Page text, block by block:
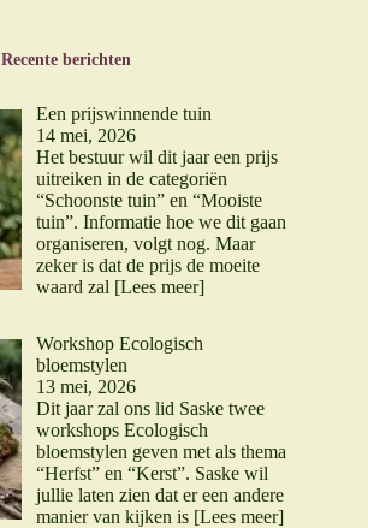
Recente berichten
Een prijswinnende tuin
14 mei, 2026
Het bestuur wil dit jaar een prijs
uitreiken in de categoriën
“Schoonste tuin” en “Mooiste
tuin”. Informatie hoe we dit gaan
organiseren, volgt nog. Maar
zeker is dat de prijs de moeite
waard zal [Lees meer]
Workshop Ecologisch
bloemstylen
13 mei, 2026
Dit jaar zal ons lid Saske twee
workshops Ecologisch
bloemstylen geven met als thema
“Herfst” en “Kerst”. Saske wil
jullie laten zien dat er een andere
manier van kijken is [Lees meer]